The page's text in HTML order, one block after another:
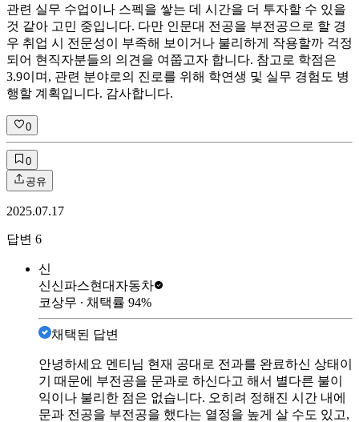
관련 실무 수업이나 스펙을 쌓는 데 시간을 더 투자할 수 있을
것 같아 고민 중입니다. 다만 인문대 전공을 부전공으로 할 경
우 취업 시 전문성이 부족해 보이거나 불리하게 작용할까 걱정
되어 현직자분들의 의견을 여쭙고자 합니다. 참고로 학점은
3.9이며, 관련 분야로의 진로를 위해 학연생 및 실무 경험도 병
행할 계획입니다. 감사합니다.
0
0
공유
2025.07.17
답변 6
신
신신파스현대자동차
코상무 ∙ 채택률 94%
채택된 답변
안녕하세요 멘티님 현재 공대로 전과를 완료하신 상태이
기 때문에 부전공을 문과로 하신다고 해서 별다른 불이
익이나 불리한 점은 없습니다. 오히려 정해진 시간 내에
문과 전공을 부전공을 했다는 열정을 높게 살 수도 있고,